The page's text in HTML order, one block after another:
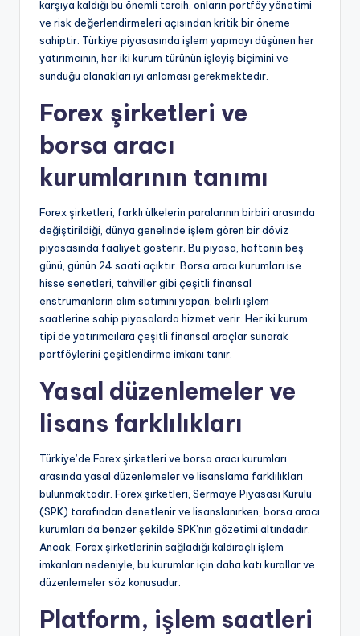
karşıya kaldığı bu önemli tercih, onların portföy yönetimi
ve risk değerlendirmeleri açısından kritik bir öneme
sahiptir. Türkiye piyasasında işlem yapmayı düşünen her
yatırımcının, her iki kurum türünün işleyiş biçimini ve
sunduğu olanakları iyi anlaması gerekmektedir.
Forex şirketleri ve
borsa aracı
kurumlarının tanımı
Forex şirketleri, farklı ülkelerin paralarının birbiri arasında
değiştirildiği, dünya genelinde işlem gören bir döviz
piyasasında faaliyet gösterir. Bu piyasa, haftanın beş
günü, günün 24 saati açıktır. Borsa aracı kurumları ise
hisse senetleri, tahviller gibi çeşitli finansal
enstrümanların alım satımını yapan, belirli işlem
saatlerine sahip piyasalarda hizmet verir. Her iki kurum
tipi de yatırımcılara çeşitli finansal araçlar sunarak
portföylerini çeşitlendirme imkanı tanır.
Yasal düzenlemeler ve
lisans farklılıkları
Türkiye’de Forex şirketleri ve borsa aracı kurumları
arasında yasal düzenlemeler ve lisanslama farklılıkları
bulunmaktadır. Forex şirketleri, Sermaye Piyasası Kurulu
(SPK) tarafından denetlenir ve lisanslanırken, borsa aracı
kurumları da benzer şekilde SPK’nın gözetimi altındadır.
Ancak, Forex şirketlerinin sağladığı kaldıraçlı işlem
imkanları nedeniyle, bu kurumlar için daha katı kurallar ve
düzenlemeler söz konusudur.
Platform, işlem saatleri